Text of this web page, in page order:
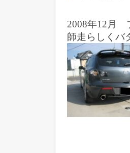
2008年12月
師走らしくバ